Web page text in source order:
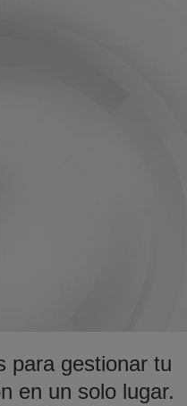
para gestionar tu
en un solo lugar.